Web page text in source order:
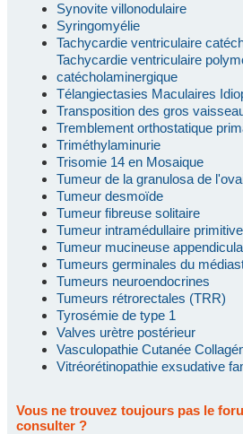
Synovite villonodulaire
Syringomyélie
Tachycardie ventriculaire
Tachycardie ventriculaire
catécholaminergique
Télangiectasies Maculaires
Transposition des gros
Tremblement orthostatique
Triméthylaminurie
Trisomie 14 en Mosaique
Tumeur de la granulosa de
Tumeur desmoïde
Tumeur fibreuse solitaire
Tumeur intramédullaire primitive
Tumeur mucineuse
Tumeurs germinales du
Tumeurs neuroendocrines
Tumeurs rétrorectales (TRR)
Tyrosémie de type 1
Valves urètre postérieur
Vasculopathie Cutanée
Vitréorétinopathie exsudative
Vous ne trouvez toujours pas le
consulter ?